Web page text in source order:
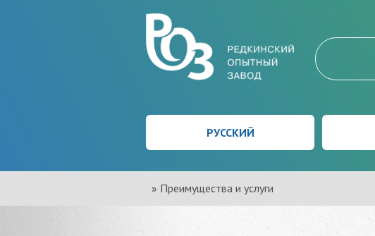
РУССКИЙ
» Преимущества и услуги